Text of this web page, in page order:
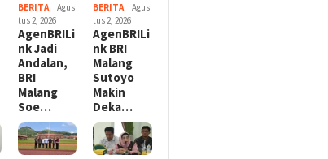
BERITA
Agus
tus 2, 2026
AgenBRILi
nk Jadi
Andalan,
BRI
Malang
Soe…
BERITA
Agus
tus 2, 2026
AgenBRILi
nk BRI
Malang
Sutoyo
Makin
Deka…